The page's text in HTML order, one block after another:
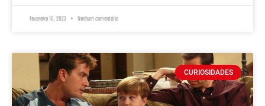
fevereiro 10, 2023 Nenhum comentário
CURIOSIDADES